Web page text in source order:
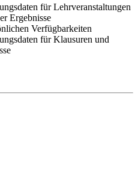
für Lehrveranstaltungen
Ergebnisse
Verfügbarkeiten
für Klausuren und